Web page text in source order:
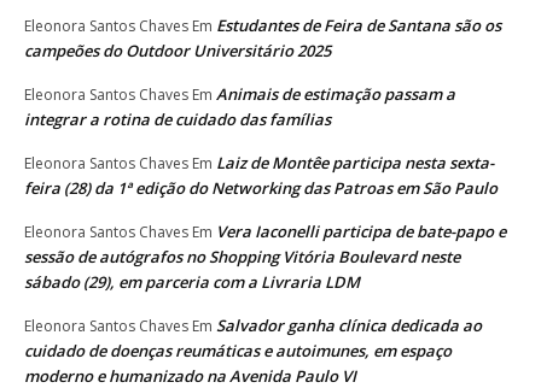
Eleonora Santos Chaves Em Estudantes de Feira de Santana são os
campeões do Outdoor Universitário 2025
Eleonora Santos Chaves Em Animais de estimação passam a
integrar a rotina de cuidado das famílias
Eleonora Santos Chaves Em Laiz de Montêe participa nesta sexta-
feira (28) da 1ª edição do Networking das Patroas em São Paulo
Eleonora Santos Chaves Em Vera Iaconelli participa de bate-papo e
sessão de autógrafos no Shopping Vitória Boulevard neste
sábado (29), em parceria com a Livraria LDM
Eleonora Santos Chaves Em Salvador ganha clínica dedicada ao
cuidado de doenças reumáticas e autoimunes, em espaço
moderno e humanizado na Avenida Paulo VI